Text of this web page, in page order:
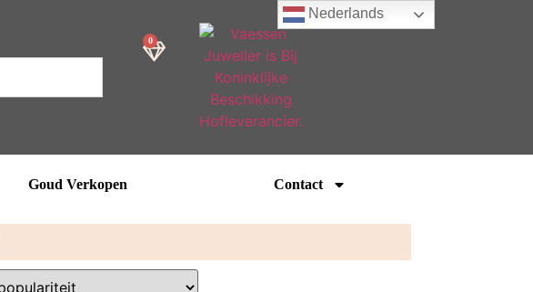
0
Goud Verkopen Contact
Nederlands